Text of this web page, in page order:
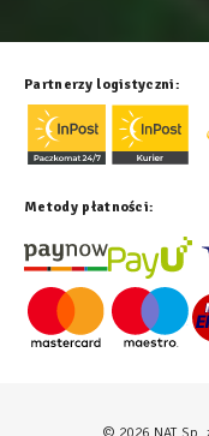
Partnerzy logistyczni:
Metody płatności: